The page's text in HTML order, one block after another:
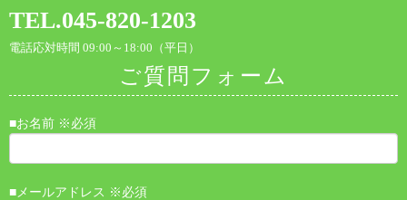
TEL.045-820-1203
電話応対時間 09:00～18:00（平日）
ご質問フォーム
■お名前 ※必須
■メールアドレス ※必須